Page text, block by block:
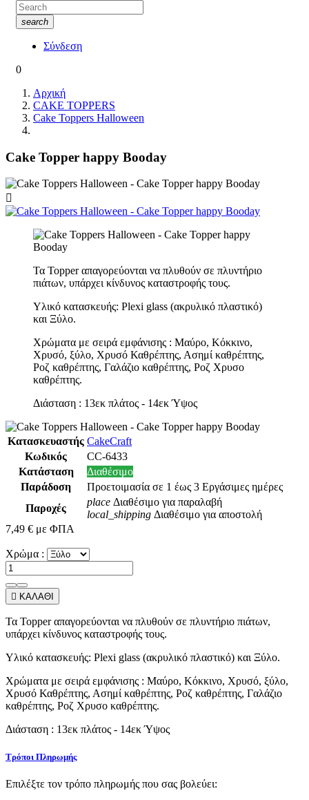
search
Σύνδεση
0
Αρχική
CAKE TOPPERS
Cake Toppers Halloween
Cake Topper happy Booday

Τα Topper απαγορεύονται να πλυθούν σε πλυντήριο
πιάτων, υπάρχει κίνδυνος καταστροφής τους.
Υλικό κατασκευής: Plexi glass (ακρυλικό πλαστικό)
και Ξύλο.
Χρώματα με σειρά εμφάνισης : Μαύρο, Κόκκινο,
Χρυσό, ξύλο, Χρυσό Καθρέπτης, Ασημί καθρέπτης,
Ροζ καθρέπτης, Γαλάζιο καθρέπτης, Ροζ Χρυσο
καθρέπτης.
Διάσταση : 13εκ πλάτος - 14εκ Ύψος
Κατασκευαστής CakeCraft
Κωδικός
CC-6433
Κατάσταση
Διαθέσιμο
Παράδοση
Προετοιμασία σε 1 έως 3 Εργάσιμες ημέρες
Παροχές
place Διαθέσιμο για παραλαβή
local_shipping Διαθέσιμο για αποστολή
7,49 € με ΦΠΑ
Χρώμα :
 ΚΑΛΑΘΙ
Τα Topper απαγορεύονται να πλυθούν σε πλυντήριο πιάτων,
υπάρχει κίνδυνος καταστροφής τους.
Υλικό κατασκευής: Plexi glass (ακρυλικό πλαστικό) και Ξύλο.
Χρώματα με σειρά εμφάνισης : Μαύρο, Κόκκινο, Χρυσό, ξύλο,
Χρυσό Καθρέπτης, Ασημί καθρέπτης, Ροζ καθρέπτης, Γαλάζιο
καθρέπτης, Ροζ Χρυσο καθρέπτης.
Διάσταση : 13εκ πλάτος - 14εκ Ύψος
Τρόποι Πληρωμής
Επιλέξτε τον τρόπο πληρωμής που σας βολεύει: